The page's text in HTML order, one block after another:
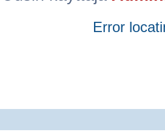
Error